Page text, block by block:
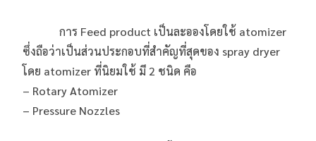
การ Feed product เป็นละอองโดยใช้ atomizer
ซึ่งถือว่าเป็นส่วนประกอบที่สำคัญที่สุดของ spray dryer
โดย atomizer ที่นิยมใช้ มี 2 ชนิด คือ
– Rotary Atomizer
– Pressure Nozzles